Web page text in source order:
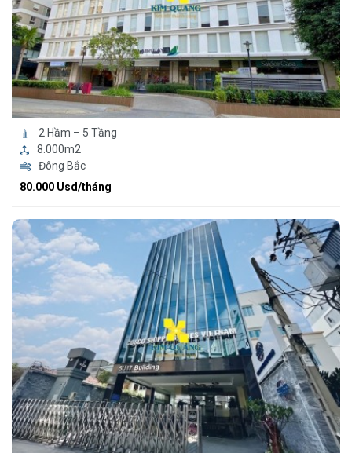
2 Hầm – 5 Tầng
8.000m2
Đông Bắc
80.000 Usd/tháng